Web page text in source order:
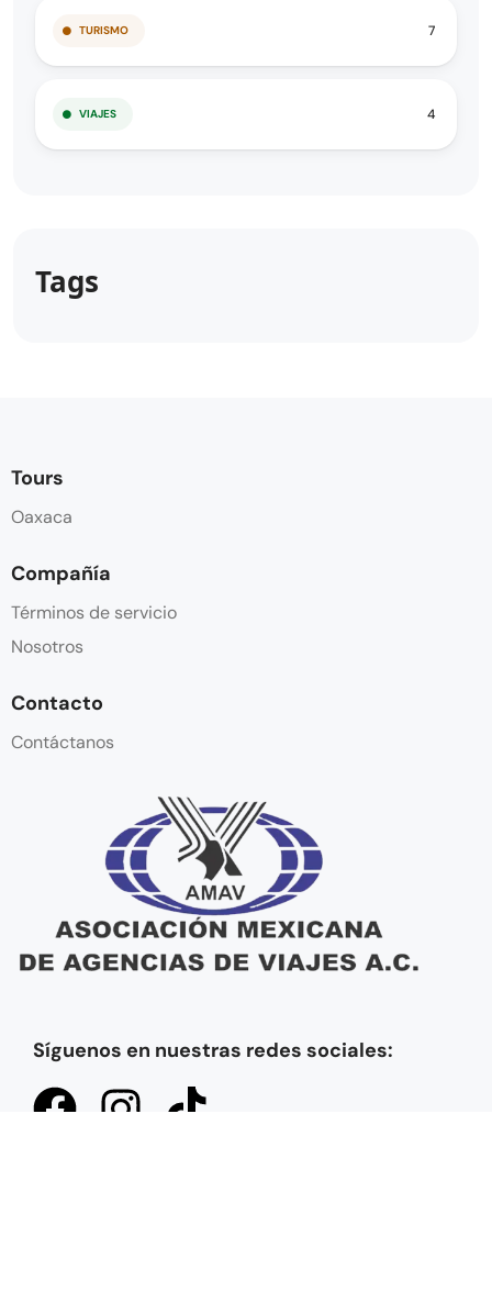
TURISMO 7
VIAJES 4
Tags
Tours
Oaxaca
Compañía
Términos de servicio
Nosotros
Contacto
Contáctanos
Síguenos en nuestras redes sociales: